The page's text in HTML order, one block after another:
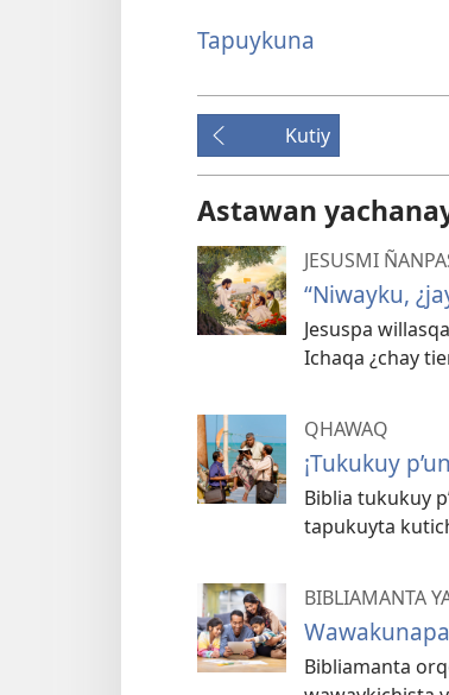
Tapuykuna
Kutiy
Astawan
JESUSMI
“Niwayku,
Jesuspa
Ichaqa ¿chay
QHAWAQ
¡Tukukuy
Biblia tukukuy
tapukuyta
BIBLIAMANTA
Bibliamanta